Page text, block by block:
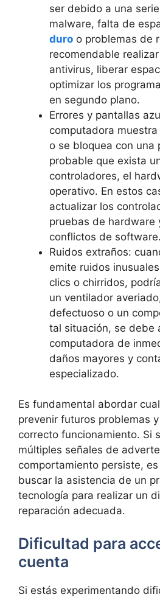
ser debido a una
malware, falta ​de
duro o problemas de
recomendable
antivirus, liberar‌
optimizar los
en segundo ⁢plano.
Errores y pantallas⁣
computadora
o se bloquea‌ con una
probable que exista
controladores, el
operativo. En estos
actualizar los
pruebas de‍ hardware
conflictos de software.
Ruidos extraños:
emite ruidos
clics o chirridos,
un ventilador
defectuoso o un
tal ⁤situación, se debe‌
computadora de
daños mayores y⁣
especializado.
Es fundamental⁣ abordar
prevenir futuros problemas
correcto funcionamiento. Si‌
múltiples señales de
comportamiento persiste,
buscar la asistencia de un
tecnología para realizar un
reparación adecuada.
Dificultad para​
cuenta
Si estás experimentando